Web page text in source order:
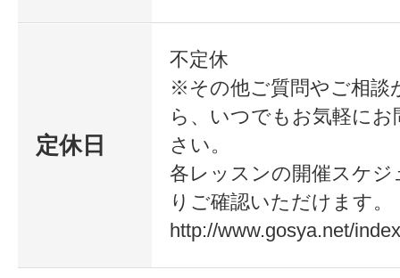
本格的に学びたい方には、全6回の
ターコースがおすすめです。
カクテル作りの全技法はもちろん
するおもてなしの心や
プロとしての振る舞いまで、バー
定休日
不定休
※その他ご質問やご相談
ら、いつでもお気軽に
さい。
各レッスンの開催スケジ
りご確認いただけます。
http://www.gosya.net/